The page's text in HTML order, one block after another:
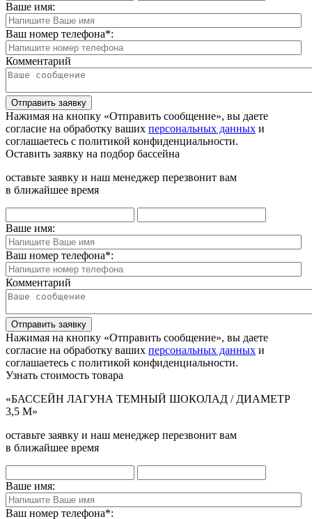
Ваше имя:
Ваш номер телефона*:
Комментарий
Отправить заявку
Нажимая на кнопку «Отправить сообщение», вы даете
согласие на обработку ваших персональных данных и
соглашаетесь с политикой конфиденциальности.
Оставить заявку на подбор бассейна
оставьте заявку и наш менеджер перезвонит вам
в ближайшее время
Ваше имя:
Ваш номер телефона*:
Комментарий
Отправить заявку
Нажимая на кнопку «Отправить сообщение», вы даете
согласие на обработку ваших персональных данных и
соглашаетесь с политикой конфиденциальности.
Узнать стоимость товара
«БАССЕЙН ЛАГУНА ТЕМНЫЙ ШОКОЛАД / ДИАМЕТР
3,5 М»
оставьте заявку и наш менеджер перезвонит вам
в ближайшее время
Ваше имя:
Ваш номер телефона*: